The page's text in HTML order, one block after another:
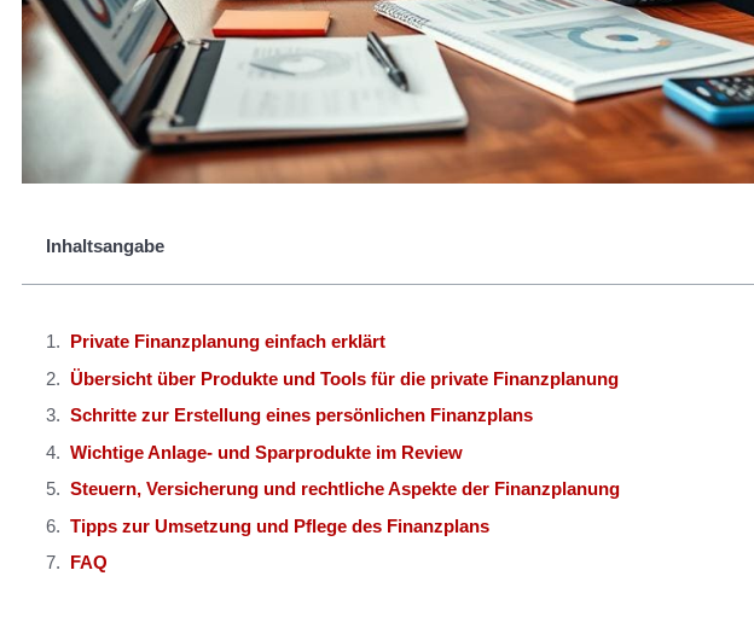
Inhaltsangabe
Private Finanzplanung einfach erklärt
Übersicht über Produkte und Tools für die private Finanzplanung
Schritte zur Erstellung eines persönlichen Finanzplans
Wichtige Anlage- und Sparprodukte im Review
Steuern, Versicherung und rechtliche Aspekte der Finanzplanung
Tipps zur Umsetzung und Pflege des Finanzplans
FAQ